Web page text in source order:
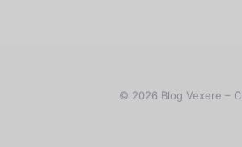
© 2026 Blog Vexere –